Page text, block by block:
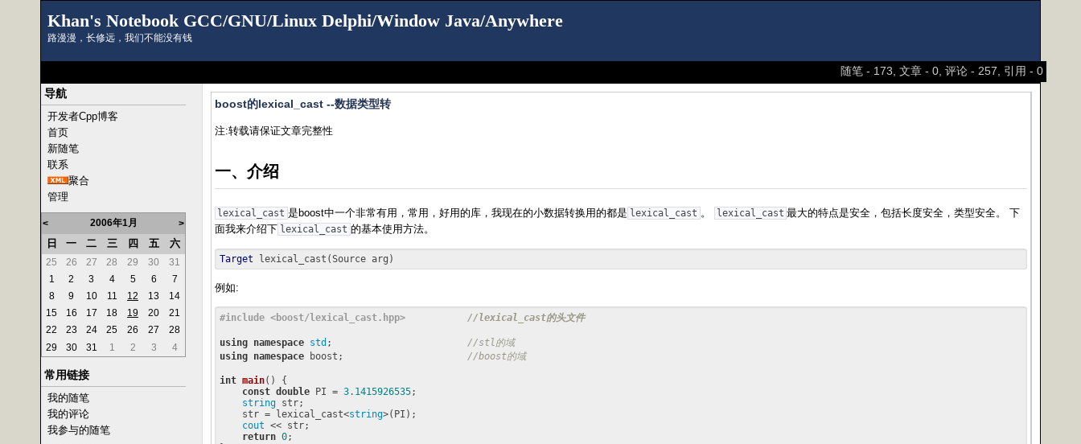
Khan's Notebook GCC/GNU/Linux Delphi/Window Java/Anywhere
路漫漫，长修远，我们不能没有钱
随笔 - 173, 文章 - 0, 评论 - 257, 引用 - 0
导航
开发者Cpp博客
首页
新随笔
联系
聚合
管理
< 2006年1月 >
日 一 二 三 四 五 六
25 26 27 28 29 30
31
1
2 3 4 5 6
7
8
9 10 11 12 13
14
15
16 17 18 19 20
21
22
23 24 25 26 27
28
29
30 31 1 2 3 4
常用链接
我的随笔
我的评论
我参与的随笔
boost的lexical_cast --数据类型转
注:转载请保证文章完整性
一、介绍
lexical_cast 是boost中一个非常有用，常用，好用的库，我现在的小数据转换用的都是 lexical_cast 。 lexical_cast 最大的特点是安全，包括长度安全，类型安全。 下
面我来介绍下 lexical_cast 的基本使用方法。
Target
例如:
#include <boost/lexical_cast.hpp> //lexical_cast的头文件
using namespace std ; //stl的域
using namespace boost; //boost的域
int main()
{
const double PI = 3.1415926535;
string str;
    str = lexical_cast<
string>(PI);
cout << str;
return 0;